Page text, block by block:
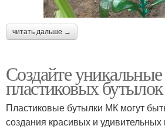
читать дальше →
Создайте
пластиковых
Пластиковые бутылки МК могут
создания красивых и удивительных